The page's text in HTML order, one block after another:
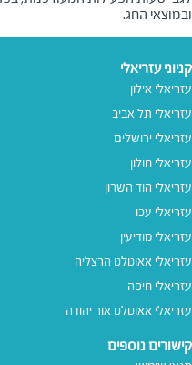
ובמוצאי החג.
קניוני עזריאלי
עזריאלי אילון
עזריאלי תל אביב
עזריאלי ירושלים
עזריאלי חולון
עזריאלי הוד השרון
עזריאלי עכו
עזריאלי מודיעין
עזריאלי אאוטלט הרצליה
עזריאלי חיפה
עזריאלי אאוטלט אור יהודה
קישורים נוספים